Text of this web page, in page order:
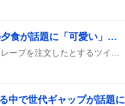
藤井聡太竜王・名人、チョコバナナクレープの夕食が話題に「可愛い」反応続出
中で世代ギャップが話題に